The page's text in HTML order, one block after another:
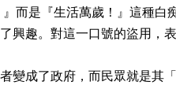
而是『生活萬歲！』這種白
興趣。對這一口號的盜用，
變成了政府，而民眾就是其